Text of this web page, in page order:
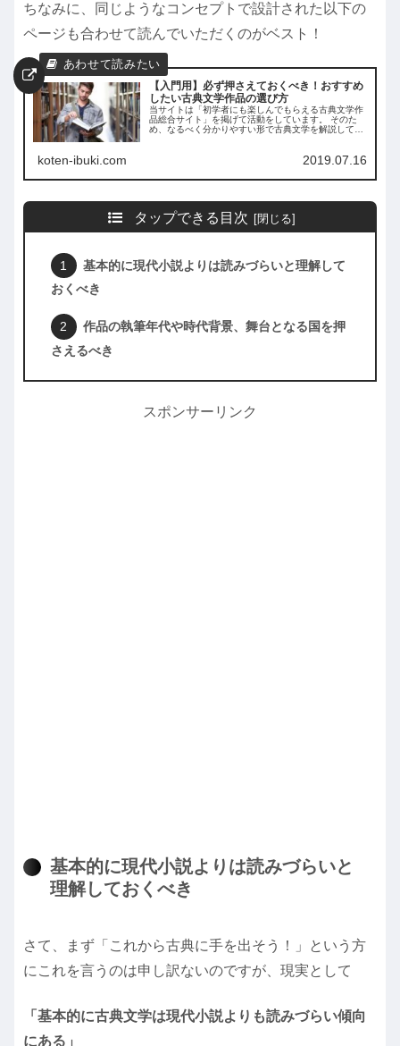
ちなみに、同じようなコンセプトで設計された以下の
ページも合わせて読んでいただくのがベスト！
【入門用】必ず押さえておくべき！おすすめ
したい古典文学作品の選び方
当サイトは「初学者にも楽しんでもらえる古典文学作
品総合サイト」を掲げて活動をしています。 そのた
め、なるべく分かりやすい形で古典文学を解説してい
koten-ibuki.com 2019.07.16
タップできる目次
基本的に現代小説よりは読みづらいと理解して
おくべき
作品の執筆年代や時代背景、舞台となる国を押
さえるべき
スポンサーリンク
基本的に現代小説よりは読みづらいと
理解しておくべき
さて、まず「これから古典に手を出そう！」という方
にこれを言うのは申し訳ないのですが、現実として
「基本的に古典文学は現代小説よりも読みづらい傾向
にある」